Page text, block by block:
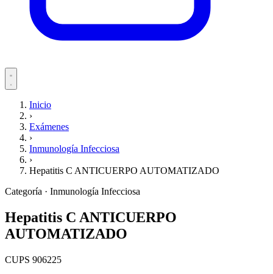
Servicios
Inicio
›
Exámenes
›
Inmunología Infecciosa
›
Hepatitis C ANTICUERPO AUTOMATIZADO
Categoría · Inmunología Infecciosa
Hepatitis C ANTICUERPO
AUTOMATIZADO
CUPS 906225